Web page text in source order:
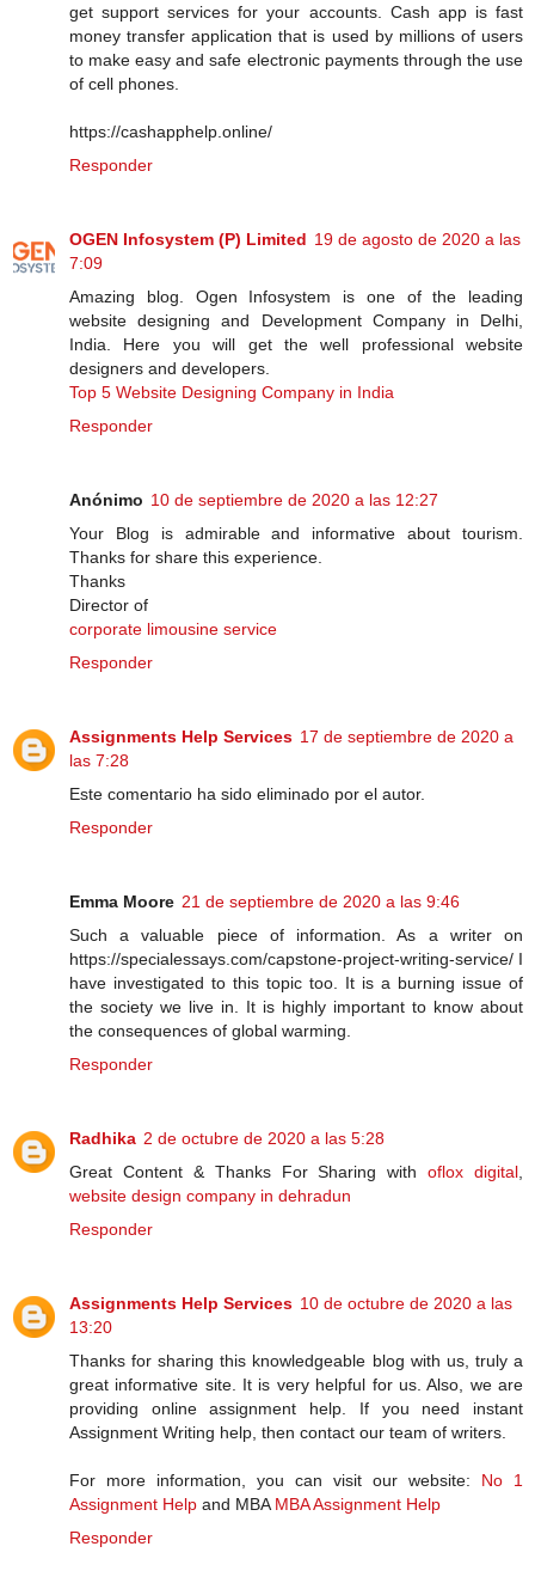
get support services for your accounts. Cash app is fast
money transfer application that is used by millions of users
to make easy and safe electronic payments through the use
of cell phones.
https://cashapphelp.online/
Responder
OGEN Infosystem (P) Limited 19 de agosto de 2020 a las
7:09
Amazing blog. Ogen Infosystem is one of the leading
website designing and Development Company in Delhi,
India. Here you will get the well professional website
designers and developers.
Top 5 Website Designing Company in India
Responder
Anónimo 10 de septiembre de 2020 a las 12:27
Your Blog is admirable and informative about tourism.
Thanks for share this experience.
Thanks
Director of
corporate limousine service
Responder
Assignments Help Services 17 de septiembre de 2020 a
las 7:28
Este comentario ha sido eliminado por el autor.
Responder
Emma Moore 21 de septiembre de 2020 a las 9:46
Such a valuable piece of information. As a writer on
https://specialessays.com/capstone-project-writing-service/ I
have investigated to this topic too. It is a burning issue of
the society we live in. It is highly important to know about
the consequences of global warming.
Responder
Radhika 2 de octubre de 2020 a las 5:28
Great Content & Thanks For Sharing withoflox digital
website design company in dehradun
Responder
Assignments Help Services 10 de octubre de 2020 a las
13:20
Thanks for sharing this knowledgeable blog with us, truly a
great informative site. It is very helpful for us. Also, we are
providing online assignment help. If you need instant
Assignment Writing help, then contact our team of writers.
For more information, you can visit our website: No 1
Assignment Help and MBA MBA Assignment Help
Responder